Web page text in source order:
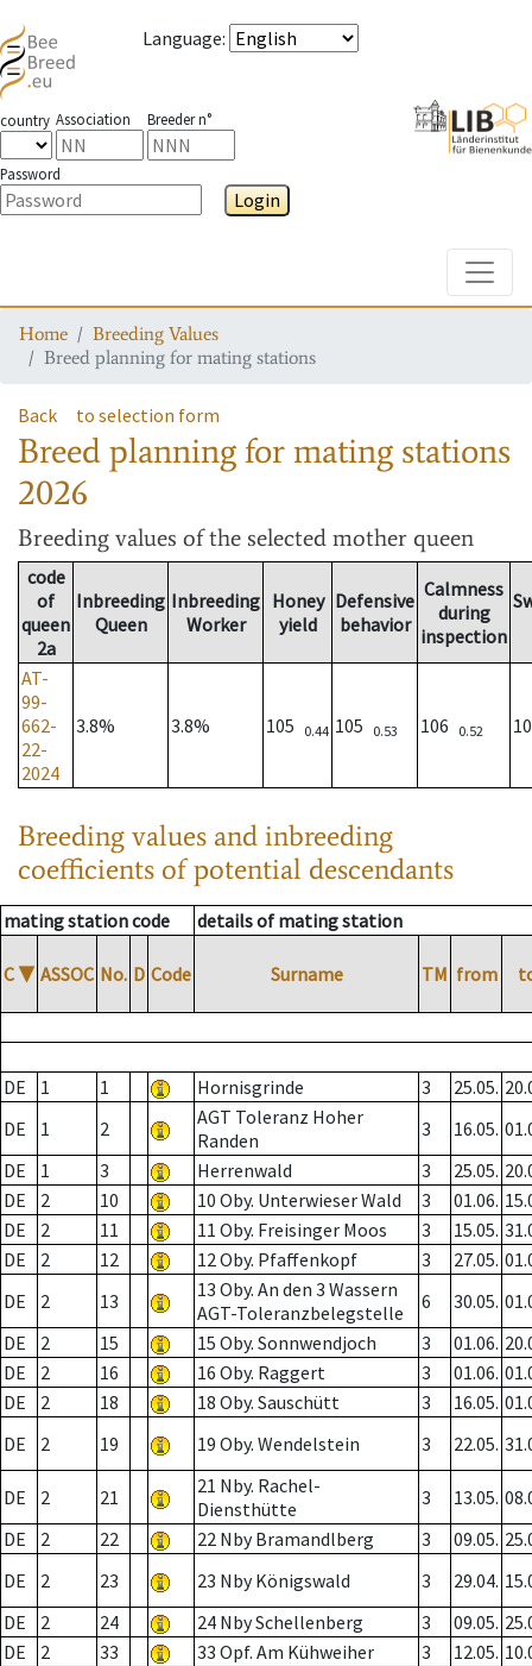
Language:
country Association Breeder n°
Password
Login
Home
Breeding Values
Breed planning for mating stations
Back to selection form
Breed planning for mating stations
2026
Breeding values of the selected mother queen
code
of
queen
2a
Inbreeding
Queen
Inbreeding
Worker
Honey
yield
Defensive
behavior
Calmness
during
inspection
AT-
99-
662-
22-
2024
3.8% 3.8% 105 0.44 105 0.53 106 0.52
Breeding values and inbreeding
coefficients of potential descendants
mating station code details of mating station
C ▼ ASSOC No. D Code Surname TM from
DE 1 1 Hornisgrinde 3 25.05.
DE
1 2
AGT Toleranz Hoher
Randen
3 16.05.
DE
1 3 Herrenwald 3 25.05.
DE
2 10 10 Oby. Unterwieser Wald 3 01.06.
DE
2 11 11 Oby. Freisinger Moos 3 15.05.
DE
2 12 12 Oby. Pfaffenkopf 3 27.05.
DE
2 13
13 Oby. An den 3 Wassern
AGT-Toleranzbelegstelle
6 30.05.
DE
2 15 15 Oby. Sonnwendjoch 3 01.06.
DE
2 16 16 Oby. Raggert 3 01.06.
DE
2 18 18 Oby. Sauschütt 3 16.05.
DE
2 19 19 Oby. Wendelstein 3 22.05.
DE 2 21
21 Nby. Rachel-
Diensthütte
3 13.05.
DE
2 22 22 Nby Bramandlberg 3 09.05.
DE
2 23 23 Nby Königswald 3 29.04.
DE
2 24 24 Nby Schellenberg 3 09.05.
DE
2 33 33 Opf. Am Kühweiher 3 12.05.